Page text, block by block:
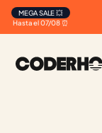
Hasta el 07/08 ⏰
MEGA SALE 💥